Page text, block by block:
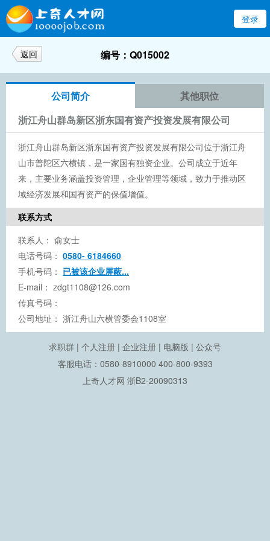
登录
返回 编号：Q015002
公司简介
其他职位
浙江舟山群岛新区浙东国有资产投资发展有限公司
浙江舟山群岛新区浙东国有资产投资发展有限公司位于浙江舟
山市普陀区六横镇，是一家国有独资企业。公司成立于近年
来，主要业务涵盖投资管理，企业管理等领域，致力于推动区
域经济发展和国有资产的保值增值。
联系方式
联系人： 俞女士
电话号码： 0580- 6184660
手机号码： 已被该企业屏蔽...
E-mail： zdgt1108@126.com
传真号码：
公司地址： 浙江舟山六横管委会1108室
求职群 | 个人注册 | 企业注册 | 电脑版 | 公众号
客服电话：0580-8910000 400-800-9393
上奇人才网 浙B2-20090313